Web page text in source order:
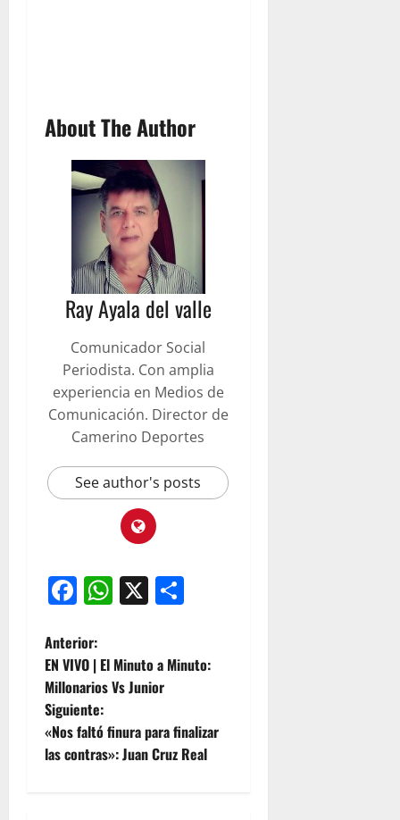
About The Author
Ray Ayala del valle
Comunicador Social
Periodista. Con amplia
experiencia en Medios de
Comunicación. Director de
Camerino Deportes
See author's posts
Facebook
WhatsApp
X
Anterior:
EN VIVO | El Minuto a Minuto:
Millonarios Vs Junior
Siguiente:
«Nos faltó finura para finalizar
las contras»: Juan Cruz Real